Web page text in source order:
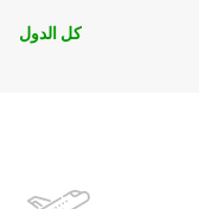
كل الدول